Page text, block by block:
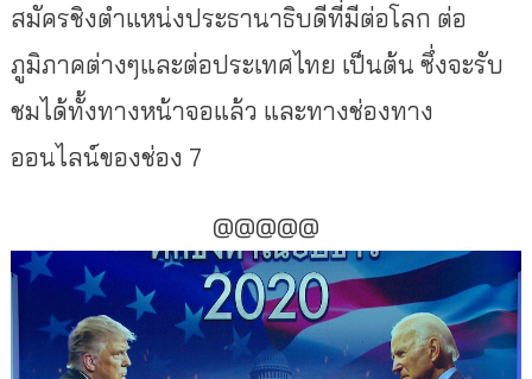
สมัครชิงตำแหน่งประธานาธิบดีที่มีต่อโลก ต่อ
ภูมิภาคต่างๆและต่อประเทศไทย เป็นต้น ซึ่งจะรับ
ชมได้ทั้งทางหน้าจอแล้ว และทางช่องทาง
ออนไลน์ของช่อง 7
@@@@@